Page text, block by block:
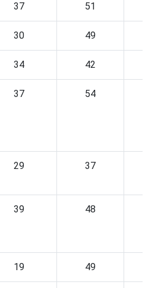
37 51
30 49
34 42
37 54
29 37
39 48
19 49